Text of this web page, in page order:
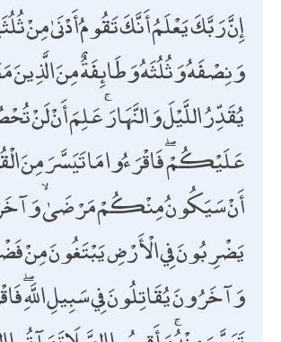
إِنَّ رَبَّكَ يَعْلَمُ أَنَّكَ تَقُومُ أَدْنَىٰ مِنْ
وَنِصْفَهُ وَثُلُثَهُ وَطَائِفَةٌ مِنَ الَّذِينَ
يُقَدِّرُ اللَّيْلَ وَالنَّهَارَ ۚ عَلِمَ أَنْ لَنْ
عَلَيْكُمْ ۖ فَاقْرَءُوا مَا تَيَسَّرَ مِنَ
أَنْ سَيَكُونُ مِنْكُمْ مَرْضَىٰ
يَضْرِبُونَ فِي الْأَرْضِ يَبْتَغُونَ مِنْ
وَآخَرُونَ يُقَاتِلُونَ فِي سَبِيلِ اللَّهِ